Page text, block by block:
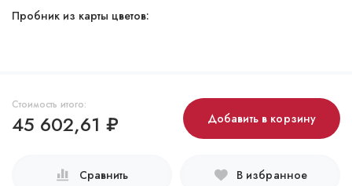
Пробник из карты цветов:
Стоимость итого:
45 602,61 ₽ Добавить в корзину
Сравнить В избранное